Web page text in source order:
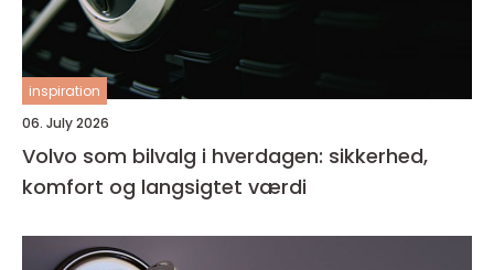
inspiration
06. July 2026
Volvo som bilvalg i hverdagen: sikkerhed,
komfort og langsigtet værdi